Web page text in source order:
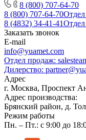
8 (800) 707-64-70
8 (800) 707-64-70
8 (4832) 34-41-41
Заказать звонок
E-mail
info@yuamet.com
Отдел продаж:
Дилерство:
Адрес
г. Москва, Проспект
Адрес производства:
Брянский район, д.
Режим работы
Пн. – Пт.: с 9:00 до